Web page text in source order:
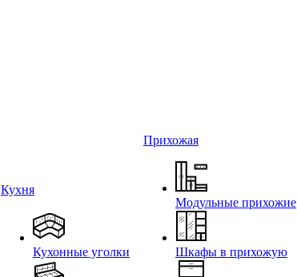
Кухня
Кухонные уголки
Прихожая
Модульные прихожие
Шкафы в прихожую